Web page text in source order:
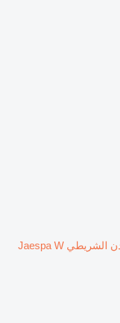
منشار المعادن الشريطي Jaespa W